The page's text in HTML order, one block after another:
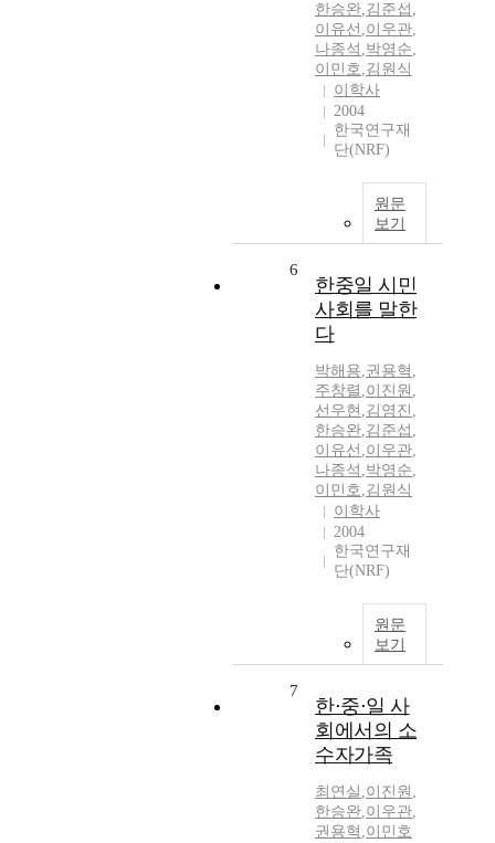
한승완,김준섭 ,
이유선 ,이우관,
나종석 ,박영순,
이민호,김원식
이학사
2004
한국연구재
단(NRF)
원문
보기
6
한중일 시민
사회를 말한
다
박해용,권용혁 ,
주창렬 ,이진원 ,
선우현 ,김영진 ,
한승완,김준섭 ,
이유선 ,이우관,
나종석 ,박영순,
이민호,김원식
이학사
2004
한국연구재
단(NRF)
원문
보기
7
한⋅중⋅일 사
회에서의 소
수자가족
최연실 ,이진원 ,
한승완,이우관,
권용혁 ,이민호